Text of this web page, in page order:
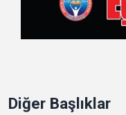
Diğer Başlıklar